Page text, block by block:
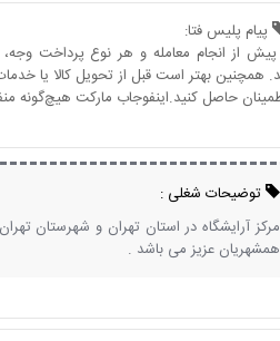
پیام پلیس فتا:
پیش از انجام معامله و هر نوع پرداخت
همچنین بهتر است قبل از تحویل کالا یا
حاصل کنید.اینفوجاب مارکت هیچ‌گونه
توضیحات شغلی :
مرکز آرایشگاه در استان تهران و شهرستان
همشهریان عزیز می باشد .